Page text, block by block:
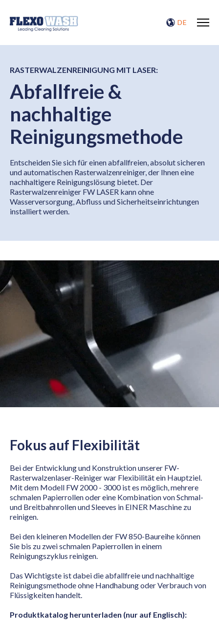
DE
RASTERWALZENREINIGUNG MIT LASER:
Abfallfreie &
nachhaltige
Reinigungsmethode
Entscheiden Sie sich für einen abfallfreien, absolut sicheren
und automatischen Rasterwalzenreiniger, der Ihnen eine
nachhaltigere Reinigungslösung bietet. Der
Rasterwalzenreiniger FW LASER kann ohne
Wasserversorgung, Abfluss und Sicherheitseinrichtungen
installiert werden.
Fokus auf Flexibilität
Bei der Entwicklung und Konstruktion unserer FW-
Rasterwalzenlaser-Reiniger war Flexibilität ein Hauptziel.
Mit dem Modell FW 2000 - 3000 ist es möglich, mehrere
schmalen Papierrollen oder eine Kombination von Schmal-
und Breitbahnrollen und Sleeves in EINER Maschine zu
reinigen.
Bei den kleineren Modellen der FW 850-Baureihe können
Sie bis zu zwei schmalen Papierrollen in einem
Reinigungszyklus reinigen.
Das Wichtigste ist dabei die abfallfreie und nachhaltige
Reinigungsmethode ohne Handhabung oder Verbrauch von
Flüssigkeiten handelt.
Produktkatalog herunterladen (nur auf Englisch):